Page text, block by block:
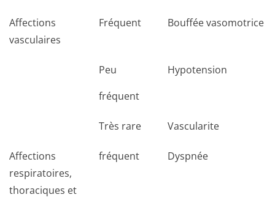
Affections
vasculaires
Fréquent Bouffée vasomotrice
Peu
fréquent
Hypotension
Très rare Vascularite
Affections
respiratoires,
thoraciques et
fréquent Dyspnée